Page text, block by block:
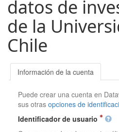
datos de
de la
Chile
Información de la cuenta
Puede crear una cuenta en
sus otrasopciones de
Identificador de usuario